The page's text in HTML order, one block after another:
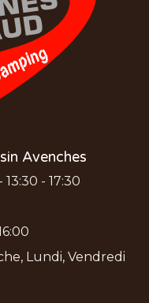
Avenches
- 17:30
Lundi, Vendredi